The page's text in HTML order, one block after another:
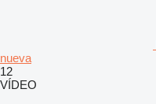
nueva
12
VÍDEO